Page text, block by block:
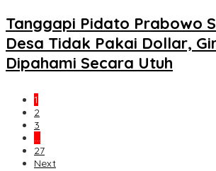
Tanggapi Pidato Prabowo
Desa Tidak Pakai Dollar,
Dipahami Secara Utuh
1
2
3
…
27
Next